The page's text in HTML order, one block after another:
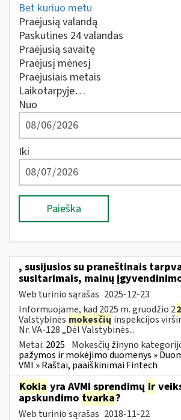
Bet kuriuo metu
Praėjusią valandą
Paskutines 24 valandas
Praėjusią savaitę
Praėjusį mėnesį
Praėjusiais metais
Laikotarpyje…
Nuo
Iki
Paieška
, susijusios su praneštinais
susitarimais, mainų
Web turinio sąrašas 2025-12-23
Informuojame, kad 2025 m. gruodžio 22
Valstybinės mokesčių inspekcijos
Nr. VA-128 „Dėl Valstybinės...
Metai: 2025 Mokesčių žinyno
pažymos ir mokėjimo duomenys »
VMI » Raštai, paaiškinimai Fintech
Kokia yra AVMI sprendimų ir
apskundimo tvarka?
Web turinio sąrašas 2018-11-22